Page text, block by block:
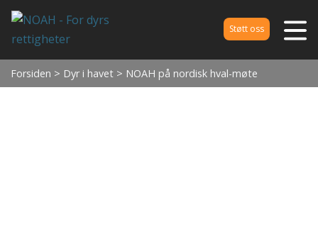
Støtt oss
Forsiden > Dyr i havet > NOAH på nordisk hval-møte